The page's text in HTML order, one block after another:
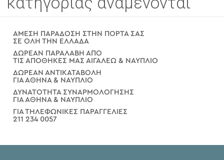
ΑΜΕΣΗ ΠΑΡΑΔΟΣΗ ΣΤΗΝ ΠΟΡΤΑ ΣΑΣ
ΣΕ ΟΛΗ ΤΗΝ ΕΛΛΑΔΑ
ΔΩΡΕΑΝ ΠΑΡΑΛΑΒΗ ΑΠΟ
ΤΙΣ ΑΠΟΘΗΚΕΣ ΜΑΣ ΑΙΓΑΛΕΩ & ΝΑΥΠΛΙΟ
ΔΩΡΕΑΝ ΑΝΤΙΚΑΤΑΒΟΛΗ
ΓΙΑ ΑΘΗΝΑ & ΝΑΥΠΛΙΟ
ΔΥΝΑΤΟΤΗΤΑ ΣΥΝΑΡΜΟΛΟΓΗΣΗΣ
ΓΙΑ ΑΘΗΝΑ & ΝΑΥΠΛΙΟ
ΓΙΑ ΤΗΛΕΦΩΝΙΚΕΣ ΠΑΡΑΓΓΕΛΙΕΣ
211 234 0057